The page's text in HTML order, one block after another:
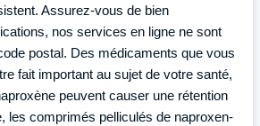
Assurez-vous de bien
nos services en ligne ne sont
postal. Des médicaments que vous
fait important au sujet de votre santé,
peuvent causer une rétention
les comprimés pelliculés de naproxen-